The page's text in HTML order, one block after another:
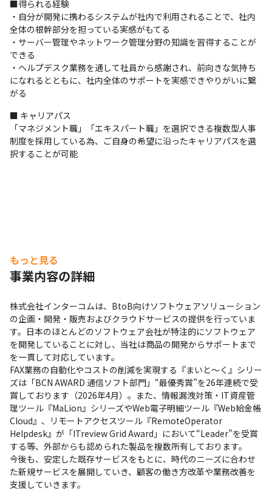
■得られる経験
・自分が開発に携わるシステムが社内で利用されることで、社内
全体の根幹部分を担っている実感がもてる
・サーバー管理やネットワーク管理分野の知識を習得することが
できる
・ヘルプデスク業務を通して社員から感謝され、前向きな気持ち
になれるとともに、社内全体のサポートを実感できやりがいに繋
がる
■ キャリアパス
「マネジメント職」「エキスパート職」を選択できる複数型人事
制度を採用している為、ご自身の希望に沿ったキャリアパスを選
択することが可能
もっと見る
事業内容の詳細
株式会社インターコムは、BtoB向けソフトウェアソリューション
の企画・開発・販売およびクラウドサービスの提供を行っていま
す。日本のほとんどのソフトウェア会社が特注的にソフトウェア
を開発していることに対し、当社は商品の開発からサポートまで
を一貫して対応しています。
FAX業務の自動化やコストの削減を実現する『まいと～く』シリー
ズは「BCN AWARD 通信ソフト部門」“最優秀賞”を26年連続で受
賞しております（2026年4月）。また、情報漏洩対策・IT資産管
理ツール『MaLion』シリーズやWeb電子明細ツール『Web給金帳
Cloud』、リモートアクセスツール『RemoteOperator
Helpdesk』が「ITreview Grid Award」において“Leader”を受賞
する等、外部からも認められた製品を複数所有しております。
今後も、安定した既存サービスをもとに、時代のニーズに合わせ
た新規サービスを展開していき、顧客の働き方改革や業務改善を
支援していきます。